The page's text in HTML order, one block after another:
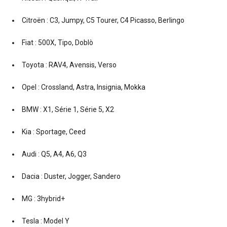
Citroën : C3, Jumpy, C5 Tourer, C4 Picasso, Berlingo
Fiat : 500X, Tipo, Doblò
Toyota : RAV4, Avensis, Verso
Opel : Crossland, Astra, Insignia, Mokka
BMW : X1, Série 1, Série 5, X2
Kia : Sportage, Ceed
Audi : Q5, A4, A6, Q3
Dacia : Duster, Jogger, Sandero
MG : 3hybrid+
Tesla : Model Y